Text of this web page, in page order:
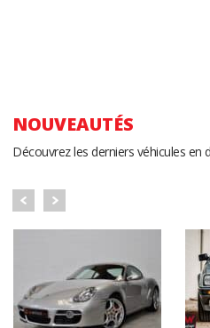
NOUVEAUTÉS
Découvrez les derniers véhicules en